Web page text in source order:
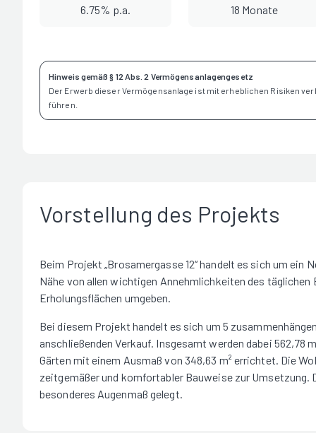
6.75% p.a.
18 Monate
Hinweis gemäß § 12 Abs. 2 Vermögensanlagengesetz
Der Erwerb dieser Vermögensanlage ist mit erheblichen Risiken
führen.
Vorstellung des Projekts
Beim Projekt „Brosamergasse 12“ handelt es sich um
Nähe von allen wichtigen Annehmlichkeiten des
Erholungsflächen umgeben.
Bei diesem Projekt handelt es sich um 5
anschließenden Verkauf. Insgesamt werden dabei 562,78
Gärten mit einem Ausmaß von 348,63 m² errichtet. Die
zeitgemäßer und komfortabler Bauweise zur
besonderes Augenmaß gelegt.